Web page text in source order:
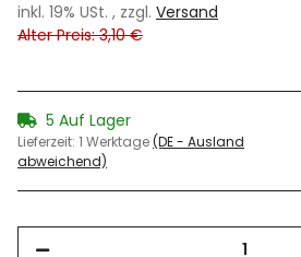
inkl. 19% USt. , zzgl. Versand
Alter Preis: 3,10 €
5 Auf Lager
Lieferzeit: 1 Werktage(DE - Ausland
abweichend)